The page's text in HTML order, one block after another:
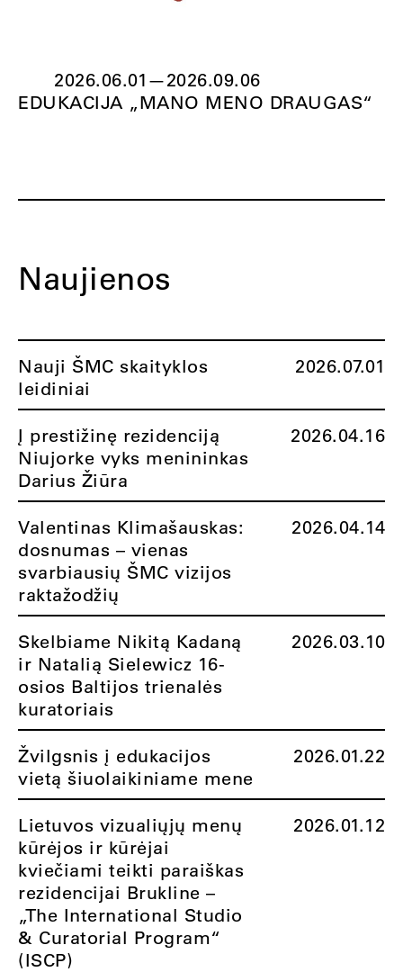
2026.06.01 —2026.09.06
EDUKACIJA „MANO MENO DRAUGAS“
Naujienos
Nauji ŠMC skaityklos
leidiniai
2026.07.01
Į prestižinę rezidenciją
Niujorke vyks menininkas
Darius Žiūra
2026.04.16
Valentinas Klimašauskas:
dosnumas – vienas
svarbiausių ŠMC vizijos
raktažodžių
2026.04.14
Skelbiame Nikitą Kadaną
ir Natalią Sielewicz 16-
osios Baltijos trienalės
kuratoriais
2026.03.10
Žvilgsnis į edukacijos
vietą šiuolaikiniame mene
2026.01.22
Lietuvos vizualiųjų menų
kūrėjos ir kūrėjai
kviečiami teikti paraiškas
rezidencijai Brukline –
„The International Studio
& Curatorial Program“
(ISCP)
2026.01.12